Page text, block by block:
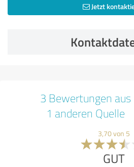
Jetzt
3 Bewertungen aus
1 anderen Quelle
3,70 von 5
GUT